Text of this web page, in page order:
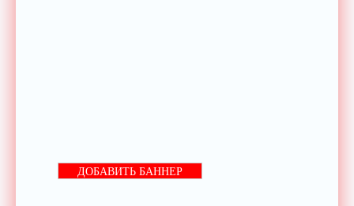
ДОБАВИТЬ БАННЕР